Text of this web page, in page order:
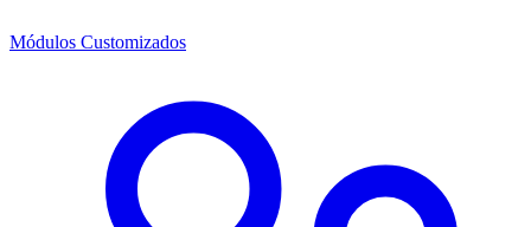
Módulos Customizados